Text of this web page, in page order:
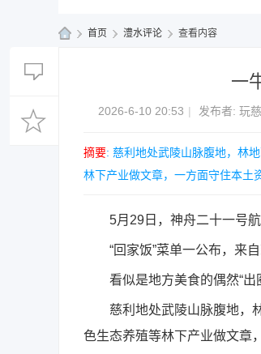
› 首页 › 澧水评论 › 查看内容
一
2026-6-10 20:53 | 发布者: 玩
摘要: 慈利地处武陵山脉腹地，林
林下产业做文章，一方面守住本土
5月29日，神舟二十一号航
“回家饭”菜单一公布，来自
看似是地方美食的偶然“出
慈利地处武陵山脉腹地，林
色生态养殖等林下产业做文章